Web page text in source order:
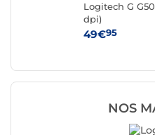
Logitech G
dpi)
49€95
NOS